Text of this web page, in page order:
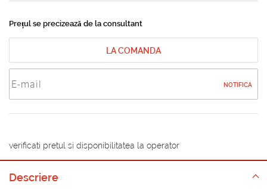
Prețul se precizează de la consultant
LA COMANDA
NOTIFICA
verificati pretul si disponibilitatea la operator
Descriere